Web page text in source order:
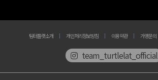
팀터틀랫소개 개인처리정보방침 이용약관 가맹문의
team_turtlelat_official